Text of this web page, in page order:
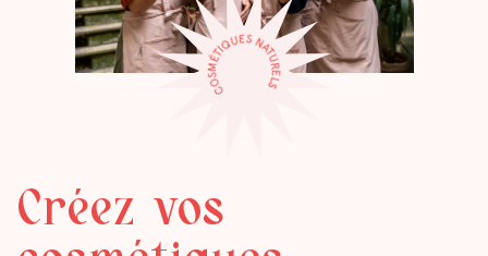
COSMÉTIQUES NATURELS
Créez vos